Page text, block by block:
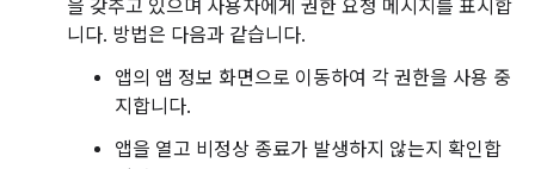
을 갖추고 있으며 사용자에게 권한 요청 메시지를 표시합
니다. 방법은 다음과 같습니다.
앱의 앱 정보 화면으로 이동하여 각 권한을 사용 중
지합니다.
앱을 열고 비정상 종료가 발생하지 않는지 확인합